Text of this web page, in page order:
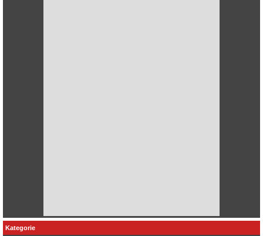
Kategorie